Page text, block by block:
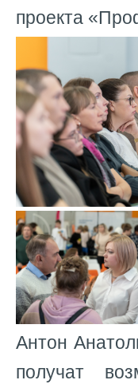
проекта
Антон
получат